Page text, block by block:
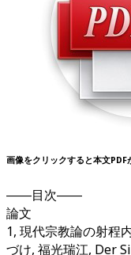
画像をクリックすると本文
――目次――
論文
1, 現代宗教論の射程
づけ, 福光瑞江, Der